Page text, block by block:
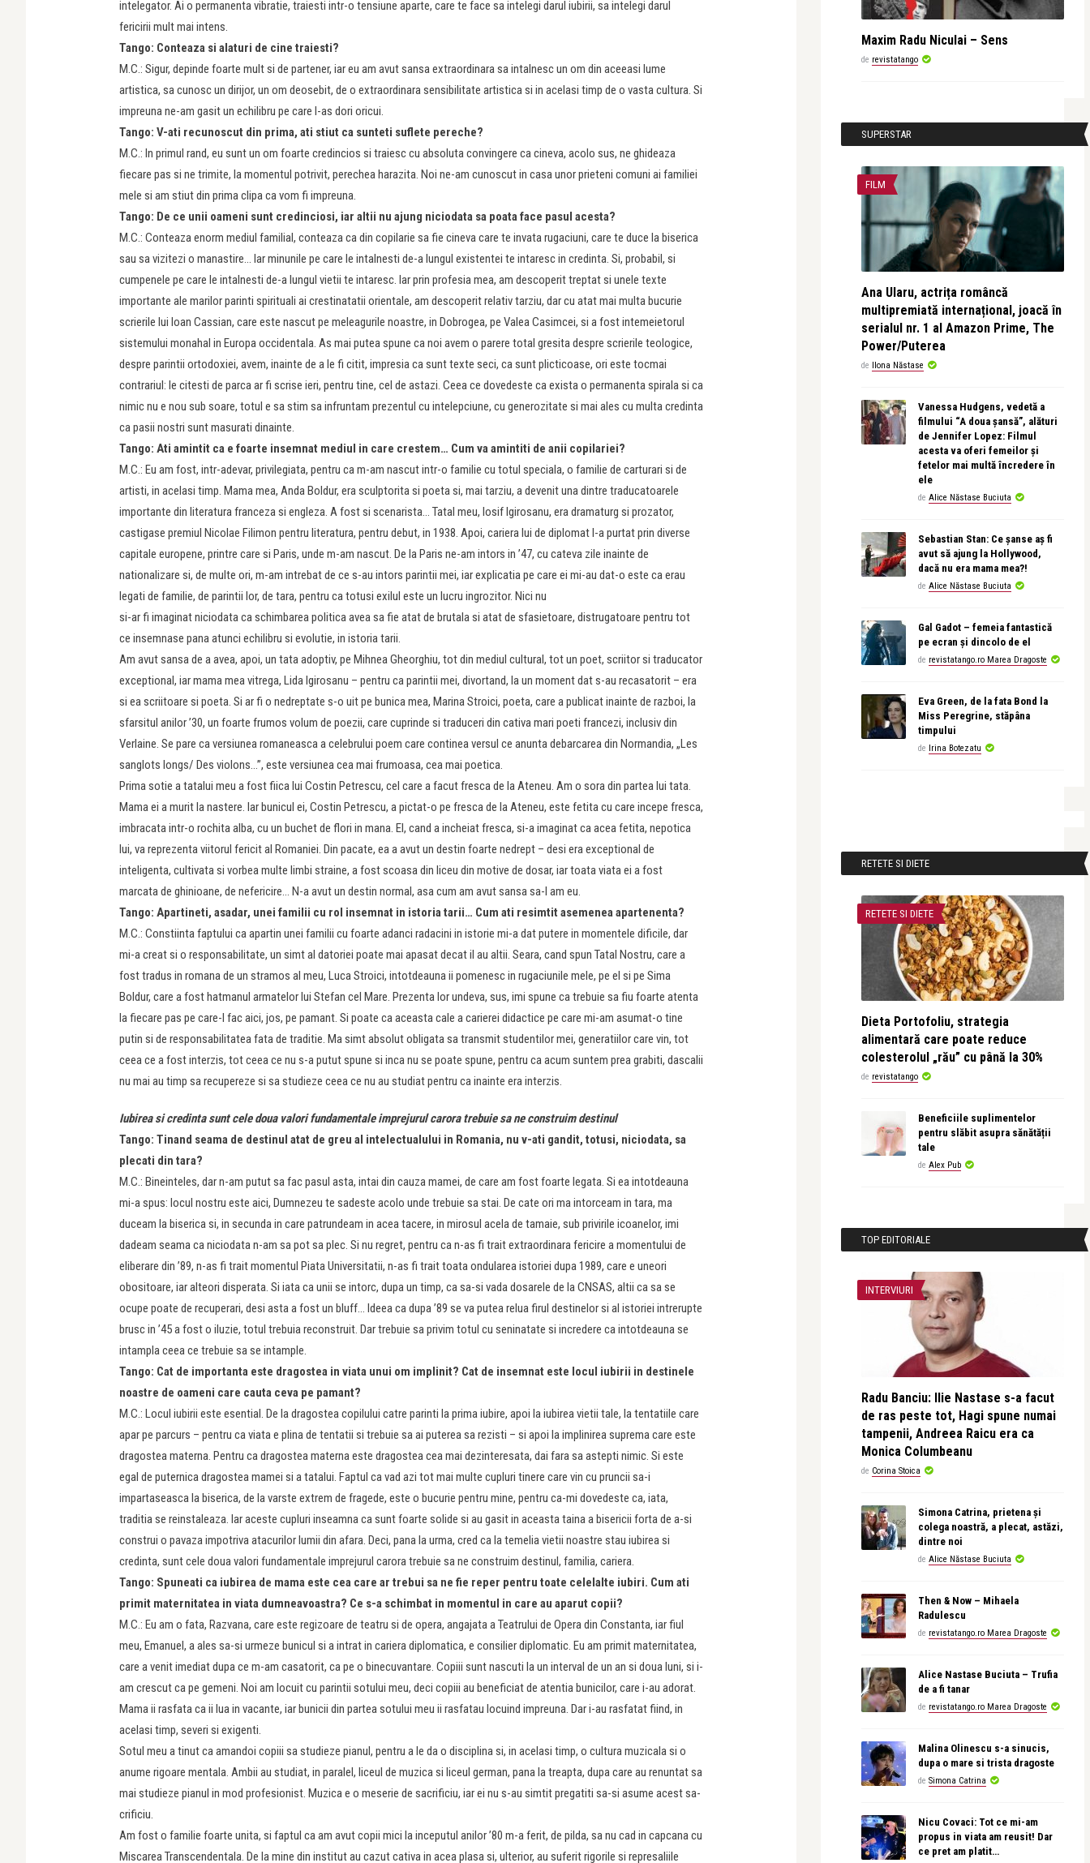
intelegator. Ai o permanenta vibratie, traiesti intr-o tensiune aparte, care te face sa intelegi darul iubirii, sa intelegi darul
fericirii mult mai intens.
Tango: Conteaza si alaturi de cine traiesti?
M.C.: Sigur, depinde foarte mult si de partener, iar eu am avut sansa extraordinara sa intalnesc un om din aceeasi lume
artistica, sa cunosc un dirijor, un om deosebit, de o extraordinara sensibi­litate artistica si in acelasi timp de o vasta cultura. Si
impreuna ne-am gasit un echilibru pe care l-as dori oricui.
Tango: V-ati recunoscut din prima, ati stiut ca sunteti suflete pereche?
M.C.: In primul rand, eu sunt un om foarte credincios si traiesc cu absoluta convingere ca cineva, acolo sus, ne ghideaza
fiecare pas si ne trimite, la momentul potrivit, perechea harazita. Noi ne-am cunoscut in casa unor prie­teni comuni ai familiei
mele si am stiut din prima clipa ca vom fi impreuna.
Tango: De ce unii oameni sunt credinciosi, iar altii nu ajung niciodata sa poata face pasul acesta?
M.C.: Conteaza enorm mediul familial, conteaza ca din copilarie sa fie cineva care te invata rugaciuni, care te duce la biserica
sau sa vizitezi o manastire… Iar minunile pe care le intalnesti de-a lungul existentei te intaresc in credinta. Si, probabil, si
cumpenele pe care le intalnesti de-a lungul vietii te intaresc. Iar prin profesia mea, am descoperit treptat si unele texte
importante ale marilor parinti spirituali ai crestinatatii orientale, am descoperit relativ tarziu, dar cu atat mai multa bucurie
scrierile lui Ioan Cassian, care este nascut pe meleagurile noastre, in Dobrogea, pe Valea Casimcei, si a fost intemeietorul
sistemului monahal in Europa occidentala. As mai putea spune ca noi avem o parere total gresita despre scrierile teologice,
despre parintii ortodoxiei, avem, inainte de a le fi citit, impresia ca sunt texte seci, ca sunt plicticoase, ori este tocmai
contrariul: le citesti de parca ar fi scrise ieri, pentru tine, cel de astazi. Ceea ce dovedeste ca exista o permanenta spirala si ca
nimic nu e nou sub soare, totul e sa stim sa infruntam prezentul cu intelepciune, cu generozitate si mai ales cu multa credinta
ca pasii nostri sunt masurati dinainte.
Tango: Ati amintit ca e foarte insemnat mediul in care crestem… Cum va amintiti de anii copilariei?
M.C.: Eu am fost, intr-adevar, privilegiata, pentru ca m-am nascut intr-o familie cu totul speciala, o familie de carturari si de
artisti, in acelasi timp. Mama mea, Anda Boldur, era sculptorita si poeta si, mai tarziu, a devenit una dintre traducatoarele
importante din literatura franceza si engleza. A fost si scenarista… Tatal meu, Iosif Igirosanu, era dramaturg si prozator,
castigase premiul Nicolae Filimon pentru literatura, pentru debut, in 1938. Apoi, cariera lui de diplomat l-a purtat prin diverse
capitale europene, printre care si Paris, unde m-am nascut. De la Paris ne-am intors in ’47, cu cateva zile inainte de
nationalizare si, de multe ori, m-am intrebat de ce s-au intors pa­rin­tii mei, iar explicatia pe care ei mi-au dat-o este ca erau
legati de familie, de parintii lor, de tara, pentru ca totusi exilul este un lucru ingrozitor. Nici nu
si-ar fi imaginat niciodata ca schimbarea politica avea sa fie atat de brutala si atat de sfasietoare, distrugatoare pentru tot
ce insemnase pana atunci echilibru si evolutie, in istoria tarii.
Am avut sansa de a avea, apoi, un tata adoptiv, pe Mihnea Gheorghiu, tot din mediul cultural, tot un poet, scriitor si traducator
exceptional, iar mama mea vi­trega, Lida Igirosanu – pentru ca parintii mei, divortand, la un moment dat s-au recasatorit – era
si ea scriitoare si poeta. Si ar fi o nedreptate s-o uit pe bunica mea, Marina Stroici, poeta, care a publicat inainte de razboi, la
sfarsitul anilor ’30, un foarte frumos volum de poezii, care cuprinde si traduceri din cativa mari poeti francezi, inclusiv din
Verlaine. Se pare ca versiunea romaneasca a celebrului poem care continea versul ce anunta debarcarea din Normandia, „Les
sanglots longs/ Des violons…”, este versiunea cea mai frumoasa, cea mai poetica.
Prima sotie a tatalui meu a fost fiica lui Costin Petrescu, cel care a facut fresca de la Ateneu. Am o sora din partea lui tata.
Mama ei a murit la nastere. Iar bunicul ei, Costin Petrescu, a pictat-o pe fresca de la Ateneu, este fetita cu care incepe fresca,
imbracata intr-o rochita alba, cu un buchet de flori in mana. El, cand a incheiat fresca, si-a imaginat ca acea fetita, nepotica
lui, va reprezenta viitorul fericit al Romaniei. Din pacate, ea a avut un destin foarte nedrept – desi era exceptional de
inteligenta, cultivata si vorbea multe limbi straine, a fost scoasa din liceu din motive de dosar, iar toata viata ei a fost
marcata de ghinioane, de nefericire… N-a avut un destin normal, asa cum am avut sansa sa-l am eu.
Tango: Apartineti, asadar, unei familii cu rol insemnat in istoria tarii… Cum ati resimtit asemenea apartenenta?
M.C.: Constiinta faptului ca apartin unei familii cu foarte adanci radacini in istorie mi-a dat putere in momentele dificile, dar
mi-a creat si o responsabilitate, un simt al datoriei poate mai apasat decat il au altii. Seara, cand spun Tatal Nostru, care a
fost tradus in romana de un stramos al meu, Luca Stroici, intotdeauna ii pomenesc in rugaciunile mele, pe el si pe Sima
Boldur, care a fost hatmanul armatelor lui Stefan cel Mare. Prezenta lor undeva, sus, imi spune ca trebuie sa fiu foarte atenta
la fiecare pas pe care-l fac aici, jos, pe pamant. Si poate ca aceasta cale a carierei didactice pe care mi-am asumat-o tine
putin si de responsabilitatea fata de traditie. Ma simt absolut obligata sa transmit studentilor mei, generatiilor care vin, tot
ceea ce a fost interzis, tot ceea ce nu s-a putut spune si inca nu se poate spune, pentru ca acum suntem prea grabiti, dascalii
nu mai au timp sa recupereze si sa studieze ceea ce nu au studiat pentru ca inainte era interzis.
Iubirea si credinta sunt cele doua valori fundamentale imprejurul carora trebuie sa ne construim destinul
Tango: Tinand seama de destinul atat de greu al intelectualului in Romania, nu v-ati gandit, totusi, niciodata, sa
plecati din tara?
M.C.: Bineinteles, dar n-am putut sa fac pasul asta, intai din cauza mamei, de care am fost foarte legata. Si ea intotdeauna
mi-a spus: locul nostru este aici, Dumnezeu te sadeste acolo unde trebuie sa stai. De cate ori ma intorceam in tara, ma
duceam la biserica si, in secunda in care patrundeam in acea tacere, in mirosul acela de tamaie, sub privirile icoanelor, imi
dadeam seama ca niciodata n-am sa pot sa plec. Si nu regret, pentru ca n-as fi trait extraordinara fericire a momentului de
eliberare din ’89, n-as fi trait momentul Piata Universitatii, n-as fi trait toata ondularea istoriei dupa 1989, care e uneori
obositoare, iar alteori disperata. Si iata ca unii se intorc, dupa un timp, ca sa-si vada dosarele de la CNSAS, altii ca sa se
ocupe poate de recuperari, desi asta a fost un bluff… Ideea ca dupa ’89 se va putea relua firul destinelor si al istoriei intrerupte
brusc in ’45 a fost o iluzie, totul trebuia reconstruit. Dar trebuie sa privim totul cu seninatate si incredere ca intotdeauna se
intampla ceea ce trebuie sa se intample.
Tango: Cat de importanta este dragostea in viata unui om implinit? Cat de insemnat este locul iubirii in destinele
noastre de oameni care cauta ceva pe pamant?
M.C.: Locul iubirii este esential. De la dragostea copilului catre parinti la prima iubire, apoi la iubirea vietii tale, la tentatiile care
apar pe parcurs – pentru ca viata e plina de tentatii si trebuie sa ai puterea sa rezisti – si apoi la implinirea suprema care este
dragostea materna. Pentru ca dragostea materna este dragostea cea mai dezinteresata, dai fara sa astepti nimic. Si este
egal de puternica dragostea mamei si a tatalui. Faptul ca vad azi tot mai multe cupluri tinere care vin cu pruncii sa-i
impartaseasca la bise­rica, de la varste extrem de fragede, este o bucurie pentru mine, pentru ca-mi dovedeste ca, iata,
traditia se reinstaleaza. Iar aceste cupluri inseamna ca sunt foarte solide si au gasit in aceasta taina a bisericii forta de a-si
construi o pavaza impotriva atacurilor lumii din afara. Deci, pana la urma, cred ca la temelia vietii noastre stau iubirea si
credinta, sunt cele doua valori fundamentale imprejurul carora trebuie sa ne construim destinul, familia, cariera.
Tango: Spuneati ca iubirea de mama este cea care ar trebui sa ne fie reper pentru toate celelalte iubiri. Cum ati
primit maternitatea in viata dumneavoastra? Ce s-a schimbat in momentul in care au aparut copii?
M.C.: Eu am o fata, Razvana, care este regizoare de teatru si de opera, angajata a Teatrului de Opera din Constanta, iar fiul
meu, Emanuel, a ales sa-si urmeze bunicul si a intrat in cariera diplomatica, e consilier diplomatic. Eu am primit maternitatea,
care a venit imediat dupa ce m-am casatorit, ca pe o binecuvantare. Copiii sunt nascuti la un interval de un an si doua luni, si i-
am crescut ca pe gemeni. Noi am locuit cu parintii sotului meu, deci copiii au beneficiat de atentia bunicilor, care i-au adorat.
Mama ii rasfata ca ii lua in vacante, iar bunicii din partea sotului meu ii rasfatau locuind impreuna. Dar i-au rasfatat fiind, in
acelasi timp, severi si exigenti.
Sotul meu a tinut ca amandoi copiii sa studieze pianul, pentru a le da o disciplina si, in acelasi timp, o cultura muzicala si o
anume rigoare mentala. Ambii au studiat, in paralel, liceul de muzica si liceul german, pana la treapta, dupa care au renuntat sa
mai studieze pianul in mod profesionist. Muzica e o meserie de sacrificiu, iar ei nu s-au simtit pre­gatiti sa-si asume acest sa­
crificiu.
Am fost o familie foarte unita, si faptul ca am avut copii mici la inceputul anilor ’80 m-a ferit, de pilda, sa nu cad in capcana cu
Miscarea Transcendentala. De la mine din institut au cazut cativa in acea plasa si, ulterior, au sufe­rit rigorile si represaliile
Maxim Radu Niculai – Sens
de revistatango
SUPERSTAR
FILM
Ana Ularu, actrița româncă
multipremiată internațional, joacă în
serialul nr. 1 al Amazon Prime, The
Power/Puterea
de Ilona Năstase
Vanessa Hudgens, vedetă a
filmului “A doua șansă”, alături
de Jennifer Lopez: Filmul
acesta va oferi femeilor și
fetelor mai multă încredere în
ele
de Alice Năstase Buciuta
Sebastian Stan: Ce șanse aș fi
avut să ajung la Hollywood,
dacă nu era mama mea?!
de Alice Năstase Buciuta
Gal Gadot – femeia fantastică
pe ecran și dincolo de el
de revistatango.ro Marea Dragoste
Eva Green, de la fata Bond la
Miss Peregrine, stăpâna
timpului
de Irina Botezatu
RETETE SI DIETE
RETETE SI DIETE
Dieta Portofoliu, strategia
alimentară care poate reduce
colesterolul „rău” cu până la 30%
de revistatango
Beneficiile suplimentelor
pentru slăbit asupra sănătății
tale
de Alex Pub
TOP EDITORIALE
INTERVIURI
Radu Banciu: Ilie Nastase s-a facut
de ras peste tot, Hagi spune numai
tampenii, Andreea Raicu era ca
Monica Columbeanu
de Corina Stoica
Simona Catrina, prietena și
colega noastră, a plecat, astăzi,
dintre noi
de Alice Năstase Buciuta
Then & Now – Mihaela
Radulescu
de revistatango.ro Marea Dragoste
Alice Nastase Buciuta – Trufia
de a fi tanar
de revistatango.ro Marea Dragoste
Malina Olinescu s-a sinucis,
dupa o mare si trista dragoste
de Simona Catrina
Nicu Covaci: Tot ce mi-am
propus in viata am reusit! Dar
ce pret am platit…